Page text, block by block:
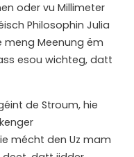
oder vu Millimeter
Philosophin Julia
meng Meenung ëm
esou wichteg, datt
de Stroum, hie
mécht den Uz mam